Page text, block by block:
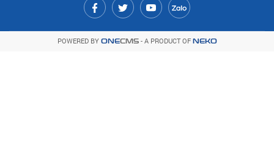
POWERED BY ONECMS- A PRODUCT OF NEKO